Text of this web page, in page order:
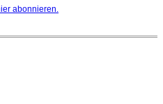
Chefdirigent Risto Joost
jüdischer
abonnieren.